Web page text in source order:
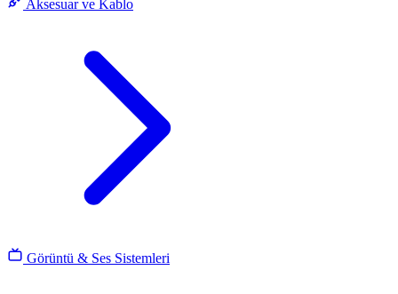
Aksesuar ve Kablo
Görüntü & Ses Sistemleri